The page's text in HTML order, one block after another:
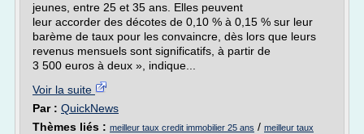
jeunes, entre 25 et 35 ans. Elles peuvent
leur accorder des décotes de 0,10 % à 0,15 % sur leur
barème de taux pour les convaincre, dès lors que leurs
revenus mensuels sont significatifs, à partir de
3 500 euros à deux », indique...
Voir la suite
Par : QuickNews
Thèmes liés : meilleur taux credit immobilier 25 ans / meilleur taux